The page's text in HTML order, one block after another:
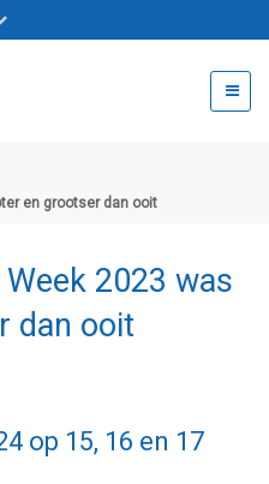
- 74 50 70
en grootser dan ooit
2023 was
dan ooit
op 15, 16 en 17